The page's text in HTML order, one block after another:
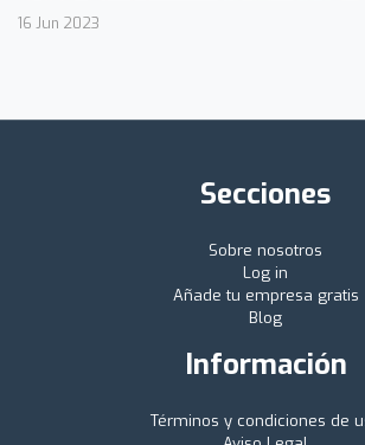
16 Jun 2023
Secciones
Sobre nosotros
Log in
Añade tu empresa gratis
Blog
Información
Términos y condiciones de